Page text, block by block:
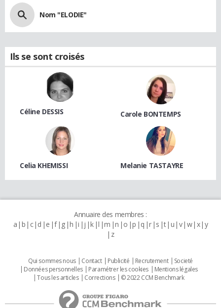
Nom "ELODIE"
Ils se sont croisés
Céline DESSIS Carole BONTEMPS
Celia KHEMISSI Melanie TASTAYRE
Annuaire des membres :
a b c d e f g h i j k l m n o p q r s t u v w x y
z
Qui sommes nous Contact Publicité Recrutement
Societé
Données personnelles
Paramétrer les cookies
Mentions légales
Tous les articles
Corrections © 2022 CCM Benchmark